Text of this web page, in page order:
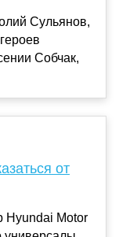
Сульянов,
Собчак,
от
Hyundai Motor